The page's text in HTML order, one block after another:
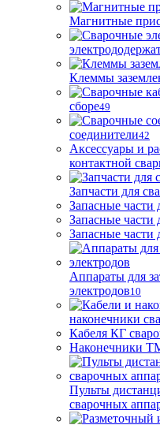
Магнитные
Клеммы
сборе49
соединители42
Аксессуары и
контактной
Запчасти для
Запасные части
Запасные части
Запасные части
Аппараты для
электродов10
наконечники
Кабеля КГ
Наконечники
Пульты
сварочных